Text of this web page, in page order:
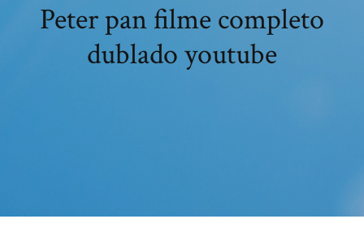
Peter pan filme completo
dublado youtube